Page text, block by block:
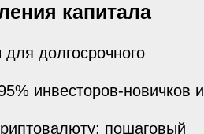
долгосрочного
инвесторов-новичков и
пошаговый
капитала